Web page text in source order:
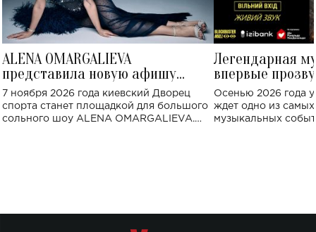
ALENA OMARGALIEVA
представила новую афишу
большого концерта во Дворце
спорта
7 ноября 2026 года киевский Дворец
спорта станет площадкой для большого
сольного шоу ALENA OMARGALIEVA.
Легендарная
впервые
Украине: где
Осенью 2026 года
ждет одно из
музыкальных